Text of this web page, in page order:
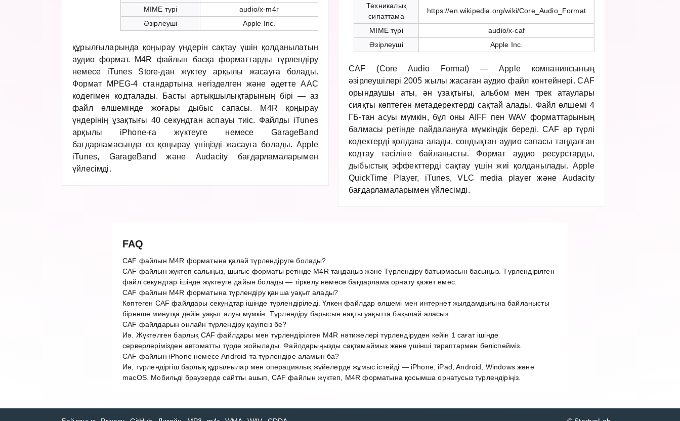
MIME түрі
audio/x-m4r
Әзірлеуші
Apple Inc.
құрылғыларында қоңырау үндерін сақтау үшін қолданылатын
аудио формат. M4R файлын басқа форматтарды түрлендіру
немесе iTunes Store-дан жүктеу арқылы жасауға болады.
Формат MPEG-4 стандартына негізделген және әдетте AAC
кодегімен кодталады. Басты артықшылықтарының бірі — аз
файл өлшемінде жоғары дыбыс сапасы. M4R қоңырау
үндерінің ұзақтығы 40 секундтан аспауы тиіс. Файлды iTunes
арқылы iPhone-ға жүктеуге немесе GarageBand
бағдарламасында өз қоңырау үніңізді жасауға болады. Apple
iTunes, GarageBand және Audacity бағдарламаларымен
үйлесімді.
Техникалық
сипаттама
https://en.wikipedia.org/wiki/Core_Audio_Format
MIME түрі
audio/x-caf
Әзірлеуші
Apple Inc.
CAF (Core Audio Format) — Apple компаниясының
әзірлеушілері 2005 жылы жасаған аудио файл контейнері. CAF
орындаушы аты, ән ұзақтығы, альбом мен трек атаулары
сияқты көптеген метадеректерді сақтай алады. Файл өлшемі 4
ГБ-тан асуы мүмкін, бұл оны AIFF пен WAV форматтарының
балмасы ретінде пайдалануға мүмкіндік береді. CAF әр түрлі
кодектерді қолдана алады, сондықтан аудио сапасы таңдалған
кодтау тәсіліне байланысты. Формат аудио ресурстарды,
дыбыстық эффекттерді сақтау үшін жиі қолданылады. Apple
QuickTime Player, iTunes, VLC media player және Audacity
бағдарламаларымен үйлесімді.
FAQ
CAF файлын M4R форматына қалай түрлендіруге болады?
CAF файлын жүктеп салыңыз, шығыс форматы ретінде M4R таңдаңыз және Түрлендіру батырмасын басыңыз. Түрлендірілген
файл секундтар ішінде жүктеуге дайын болады — тіркелу немесе бағдарлама орнату қажет емес.
CAF файлын M4R форматына түрлендіру қанша уақыт алады?
Көптеген CAF файлдары секундтар ішінде түрлендіріледі. Үлкен файлдар өлшемі мен интернет жылдамдығына байланысты
бірнеше минутқа дейін уақыт алуы мүмкін. Түрлендіру барысын нақты уақытта бақылай аласыз.
CAF файлдарын онлайн түрлендіру қауіпсіз бе?
Иә. Жүктелген барлық CAF файлдары мен түрлендірілген M4R нәтижелері түрлендіруден кейін 1 сағат ішінде
серверлерімізден автоматты түрде жойылады. Файлдарыңызды сақтамаймыз және үшінші тараптармен бөліспейміз.
CAF файлын iPhone немесе Android-та түрлендіре аламын ба?
Иә, түрлендіргіш барлық құрылғылар мен операциялық жүйелерде жұмыс істейді — iPhone, iPad, Android, Windows және
macOS. Мобильді браузерде сайтты ашып, CAF файлын жүктеп, M4R форматына қосымша орнатусыз түрлендіріңіз.